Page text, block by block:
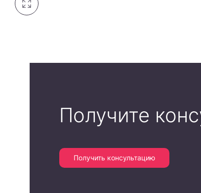
Получите
Получить консультацию